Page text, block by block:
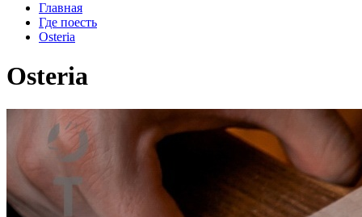
Главная
Где поесть
Оsteria
Оsteria